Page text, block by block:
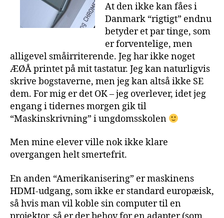
At den ikke kan fåes i
Danmark “rigtigt” endnu
betyder et par tinge, som
er forventelige, men
alligevel småirriterende. Jeg har ikke noget
ÆØÅ printet på mit tastatur. Jeg kan naturligvis
skrive bogstaverne, men jeg kan altså ikke SE
dem. For mig er det OK – jeg overlever, idet jeg
engang i tidernes morgen gik til
“Maskinskrivning” i ungdomsskolen
Men mine elever ville nok ikke klare
overgangen helt smertefrit.
En anden “Amerikanisering” er maskinens
HDMI-udgang, som ikke er standard europæisk,
så hvis man vil koble sin computer til en